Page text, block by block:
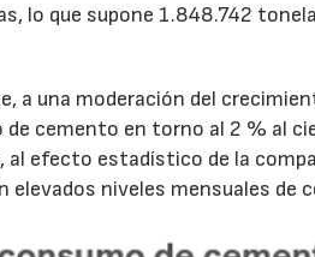
lo que supone 1.848.742
a una moderación del
cemento en torno al 2 % al
efecto estadístico de la
elevados niveles mensuales de